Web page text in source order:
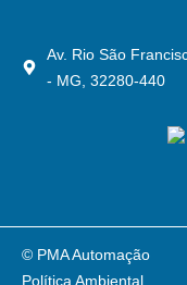
Av. Rio São
- MG, 32280-440
Política Ambiental
© PMA Automação